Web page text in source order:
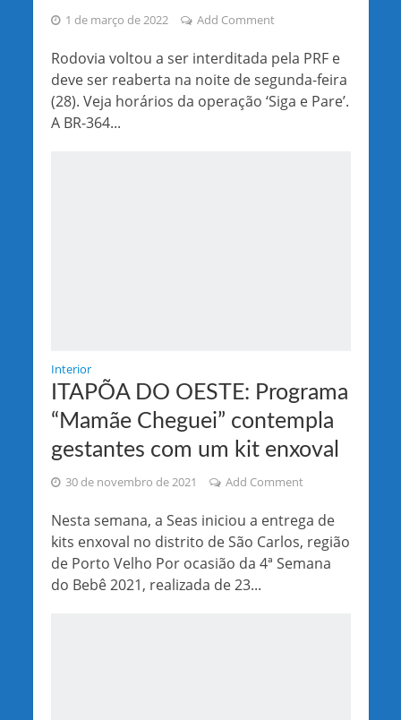
1 de março de 2022 Add Comment
Rodovia voltou a ser interditada pela PRF e
deve ser reaberta na noite de segunda-feira
(28). Veja horários da operação ‘Siga e Pare’.
A BR-364...
Interior
ITAPÕA DO OESTE: Programa
“Mamãe Cheguei” contempla
gestantes com um kit enxoval
30 de novembro de 2021 Add Comment
Nesta semana, a Seas iniciou a entrega de
kits enxoval no distrito de São Carlos, região
de Porto Velho Por ocasião da 4ª Semana
do Bebê 2021, realizada de 23...